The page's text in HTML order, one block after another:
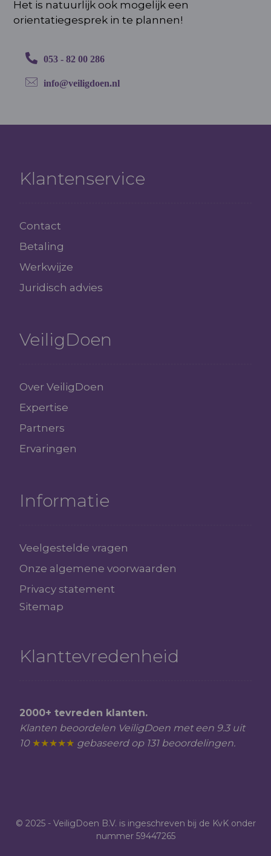
Het is natuurlijk ook mogelijk een
orientatiegesprek in te plannen!
053 - 82 00 286
info@veiligdoen.nl
Klantenservice
Contact
Betaling
Werkwijze
Juridisch advies
VeiligDoen
Over VeiligDoen
Expertise
Partners
Ervaringen
Informatie
Veelgestelde vragen
Onze algemene voorwaarden
Privacy statement
Sitemap
Klanttevredenheid
2000+ tevreden klanten.
Klanten beoordelen VeiligDoen met een 9.3 uit
10 ★★★★★ gebaseerd op 131 beoordelingen.
© 2025 - VeiligDoen B.V. is ingeschreven bij de KvK onder
nummer 59447265